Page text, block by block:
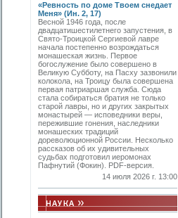
«Ревность по доме Твоем снедает
Меня» (Ин. 2, 17)
Весной 1946 года, после
двадцатишестилетнего запустения, в
Свято-­Троицкой Сергиевой лавре
начала постепенно возрождаться
монашеская жизнь. Первое
богослужение было совершено в
Великую Субботу, на Пасху зазвонили
колокола, на Троицу была совершена
первая патриаршая служба. Сюда
стала собираться братия не только
старой лавры, но и других закрытых
монастырей — исповедники веры,
пережившие гонения, наследники
монашеских традиций
дореволюционной России. Несколько
рассказов об их удивительных
судьбах подготовил иеромонах
Пафнутий (Фокин). PDF-версия.
14 июля 2026 г. 13:00